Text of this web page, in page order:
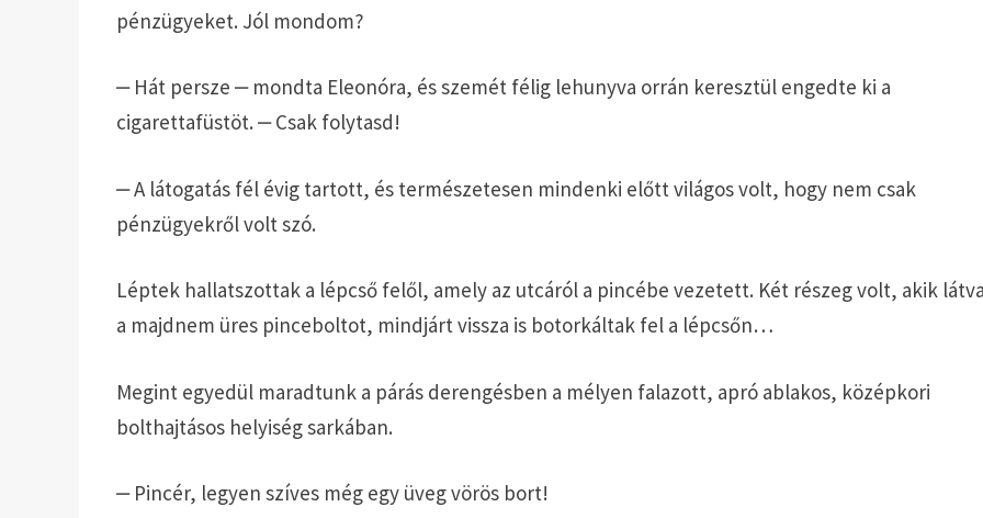
pénzügyeket. Jól mondom?
‒ Hát persze ‒ mondta Eleonóra, és szemét félig lehunyva orrán keresztül engedte ki a
cigarettafüstöt. ‒ Csak folytasd!
‒ A látogatás fél évig tartott, és természetesen mindenki előtt világos volt, hogy nem csak
pénzügyekről volt szó.
Léptek hallatszottak a lépcső felől, amely az utcáról a pincébe vezetett. Két részeg volt, akik
a majdnem üres pinceboltot, mindjárt vissza is botorkáltak fel a lépcsőn…
Megint egyedül maradtunk a párás derengésben a mélyen falazott, apró ablakos, középkori
bolthajtásos helyiség sarkában.
‒ Pincér, legyen szíves még egy üveg vörös bort!